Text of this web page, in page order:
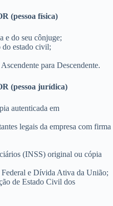
(pessoa física)
e do seu cônjuge;
do estado civil;
para Descendente.
(pessoa jurídica)
autenticada em
legais da empresa com firma
(INSS) original ou cópia
e Dívida Ativa da União;
de Estado Civil dos